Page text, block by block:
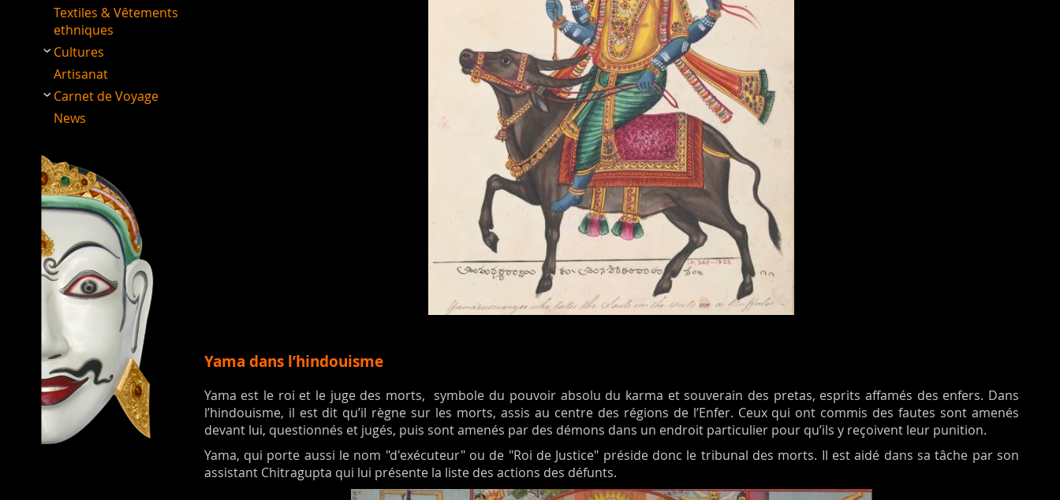
Yama dans l’hindouisme
Yama est le roi et le juge des morts, symbole du pouvoir absolu du karma et souverain des pretas, esprits affamés des enfers. Dans
l’hindouisme, il est dit qu’il règne sur les morts, assis au centre des régions de l’Enfer. Ceux qui ont commis des fautes sont amenés
devant lui, questionnés et jugés, puis sont amenés par des démons dans un endroit particulier pour qu’ils y reçoivent leur punition.
Yama, qui porte aussi le nom "d'exécuteur" ou de "Roi de Justice" préside donc le tribunal des morts. Il est aidé dans sa tâche par son
assistant Chitragupta qui lui présente la liste des actions des défunts.
Textiles & Vêtements
ethniques
Cultures
Artisanat
Carnet de Voyage
News